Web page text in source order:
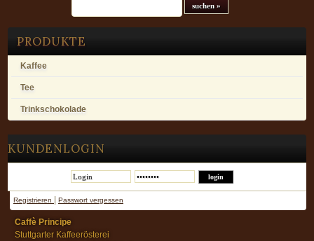
PRODUKTE
Kaffee
Tee
Trinkschokolade
KUNDENLOGIN
Registrieren Passwort vergessen
Caffè Principe
Stuttgarter Kaffeerösterei